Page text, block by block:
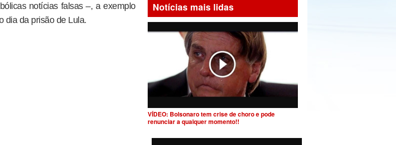
notícias falsas –, a exemplo
dia da prisão de Lula.
Notícias mais lidas
VÍDEO: Bolsonaro tem crise de choro e pode
renunciar a qualquer momento!!